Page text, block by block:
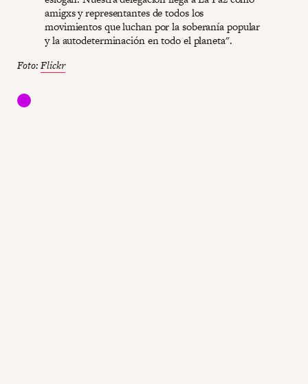
amigxs y representantes de todos los
movimientos que luchan por la soberanía popular
y la autodeterminación en todo el planeta".
Foto:Flickr